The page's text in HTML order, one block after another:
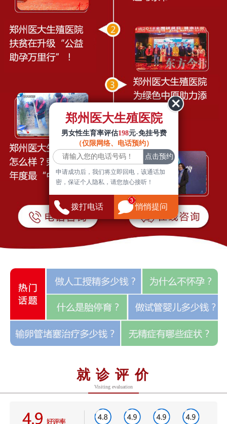
就诊评价
Visiting evaluation
郑州医大生殖医院
男女性生育率评估198元-免挂号费
（仅限网络、电话预约）
申请成功后，我们将立即回电，该通话加
密，保证个人隐私，请您放心接听！
拨打电话 悄悄提问